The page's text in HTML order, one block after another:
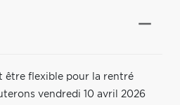
être flexible pour la rentré
vendredi 10 avril 2026